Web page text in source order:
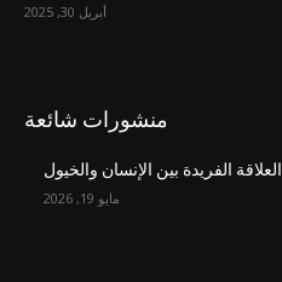
أبريل 30, 2025
منشورات شائعة
العلاقة الفريدة بين الإنسان والخيول
مايو 19, 2026